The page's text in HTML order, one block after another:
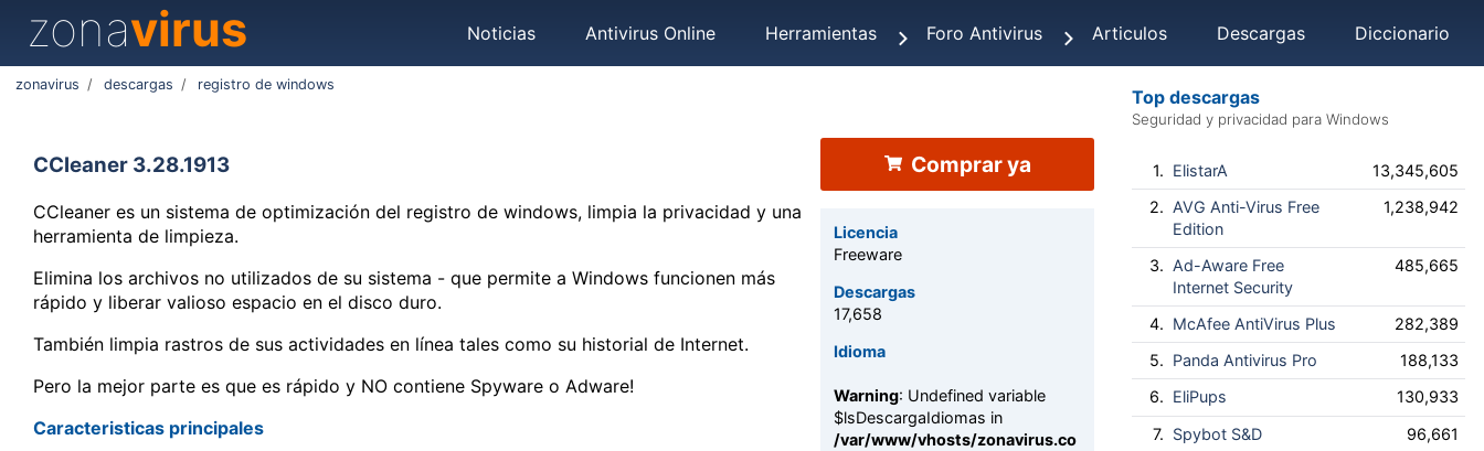
zonavirus Noticias Antivirus Online Herramientas Foro Antivirus Articulos Descargas Diccionario
zonavirus / descargas / registro de windows
CCleaner 3.28.1913
CCleaner es un sistema de optimización del registro de windows, limpia la privacidad y una
herramienta de limpieza.
Elimina los archivos no utilizados de su sistema - que permite a Windows funcionen más
rápido y liberar valioso espacio en el disco duro.
También limpia rastros de sus actividades en línea tales como su historial de Internet.
Pero la mejor parte es que es rápido y NO contiene Spyware o Adware!
Caracteristicas principales
Comprar ya
Licencia
Freeware
Descargas
17,658
Idioma
Warning: Undefined variable
$lsDescargaIdiomas in
/var/www/vhosts/zonavirus.co
Top descargas
Seguridad y privacidad para Windows
1. ElistarA
13,345,605
2. AVG Anti-Virus Free
Edition
1,238,942
3. Ad-Aware Free
Internet Security
485,665
4. McAfee AntiVirus Plus
282,389
5. Panda Antivirus Pro
188,133
6. EliPups
130,933
7. Spybot S&D
96,661